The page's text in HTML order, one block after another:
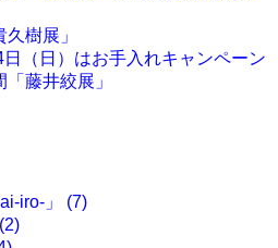
樹展」
（日）はお手入れキャンペーン
藤井絞展」
iro-」 (7)
(2)